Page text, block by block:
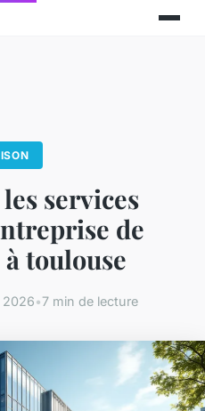
services
de
toulouse
2026•7 min de lecture